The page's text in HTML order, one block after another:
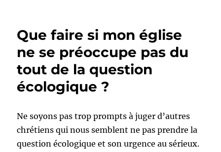
Que faire si mon église
ne se préoccupe pas du
tout de la question
écologique ?
Ne soyons pas trop prompts à juger d’autres
chrétiens qui nous semblent ne pas prendre la
question écologique et son urgence au sérieux.